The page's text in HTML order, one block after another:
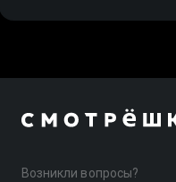
Возникли вопросы?